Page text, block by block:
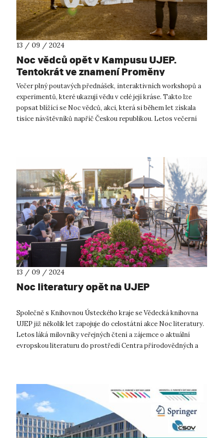
13 / 09 / 2024
Noc vědců opět v Kampusu UJEP.
Tentokrát ve znamení Proměny
Večer plný poutavých přednášek, interaktivních workshopů a
experimentů, které ukazují vědu v celé její kráse. Takto lze
popsat blížící se Noc vědců, akci, která si během let získala
tisíce návštěvníků napříč Českou republikou. Letos večerní
13 / 09 / 2024
Noc literatury opět na UJEP
Společně s Knihovnou Ústeckého kraje se Vědecká knihovna
UJEP již několik let zapojuje do celostátní akce Noc literatury.
Letos láká milovníky veřejných čtení a zájemce o aktuální
evropskou literaturu do prostředí Centra přírodovědných a